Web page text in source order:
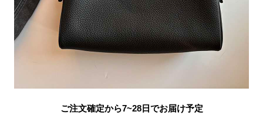
ご注文確定から7~28日でお届け予定